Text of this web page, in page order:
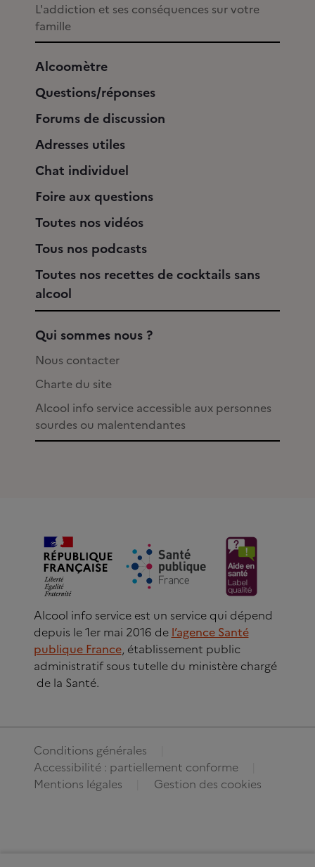
L'addiction et ses conséquences sur votre
famille
Alcoomètre
Questions/réponses
Forums de discussion
Adresses utiles
Chat individuel
Foire aux questions
Toutes nos vidéos
Tous nos podcasts
Toutes nos recettes de cocktails sans
alcool
Qui sommes nous ?
Nous contacter
Charte du site
Alcool info service accessible aux personnes
sourdes ou malentendantes
Alcool info service est un service qui dépend
depuis le 1er mai 2016 de l’agence Santé
publique France, établissement public
administratif sous tutelle du ministère chargé
de la Santé.
Conditions générales
Accessibilité : partiellement conforme
Mentions légales
Gestion des cookies